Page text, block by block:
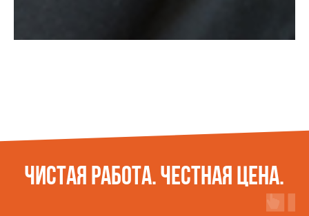
ЧИСТАЯ РАБОТА. ЧЕСТНАЯ ЦЕНА.